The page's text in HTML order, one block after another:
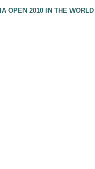
OPEN 2010 IN THE WORLD